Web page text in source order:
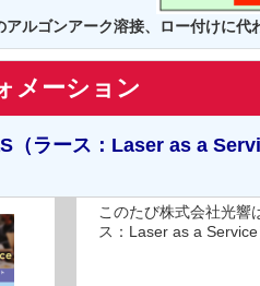
アルゴンアーク溶接、ロー付けに代
メーション
（ラース：Laser as a
このたび株式会社光響
ス：Laser as a